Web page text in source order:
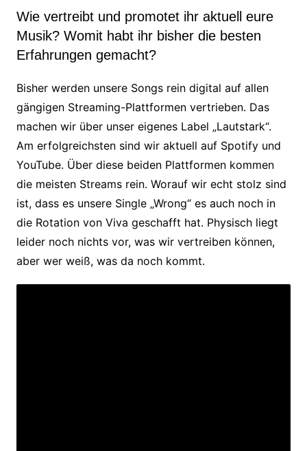
Wie vertreibt und promotet ihr aktuell eure
Musik? Womit habt ihr bisher die besten
Erfahrungen gemacht?
Bisher werden unsere Songs rein digital auf allen
gängigen Streaming-Plattformen vertrieben. Das
machen wir über unser eigenes Label „Lautstark“.
Am erfolgreichsten sind wir aktuell auf Spotify und
YouTube. Über diese beiden Plattformen kommen
die meisten Streams rein. Worauf wir echt stolz sind
ist, dass es unsere Single „Wrong“ es auch noch in
die Rotation von Viva geschafft hat. Physisch liegt
leider noch nichts vor, was wir vertreiben können,
aber wer weiß, was da noch kommt.